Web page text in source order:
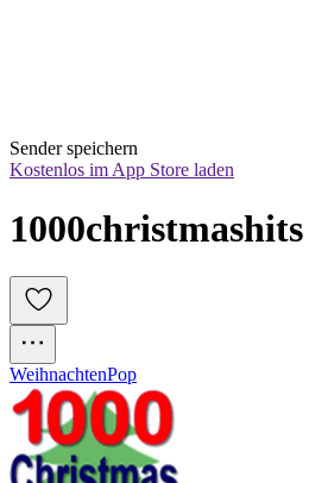
Sender speichern
Kostenlos im App Store laden
1000christmashits
WeihnachtenPop